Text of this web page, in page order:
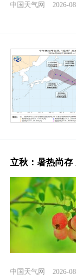
中国天气网 2026-
立秋：暑热尚
中国天气网 2026-